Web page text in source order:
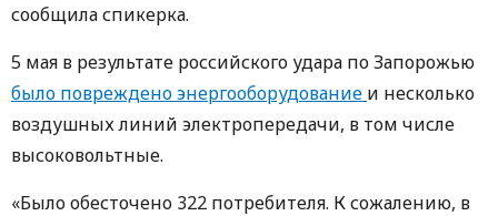
сообщила спикерка.
5 мая в результате российского удара по Запорожью
было повреждено энергооборудование и несколько
воздушных линий электропередачи, в том числе
высоковольтные.
«Было обесточено 322 потребителя. К сожалению, в